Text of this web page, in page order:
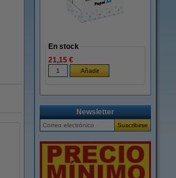
En stock
21,15 €
Newsletter